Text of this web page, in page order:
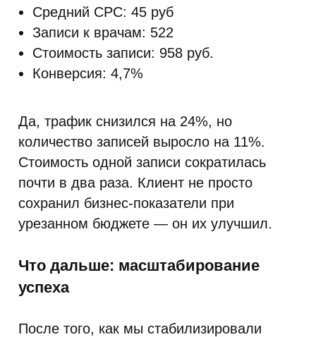
Средний CPC: 45 руб
Записи к врачам: 522
Стоимость записи: 958 руб.
Конверсия: 4,7%
Да, трафик снизился на 24%, но
количество записей выросло на 11%.
Стоимость одной записи сократилась
почти в два раза. Клиент не просто
сохранил бизнес-показатели при
урезанном бюджете — он их улучшил.
Что дальше: масштабирование
успеха
После того, как мы стабилизировали